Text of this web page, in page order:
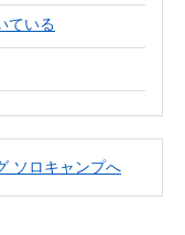
ている